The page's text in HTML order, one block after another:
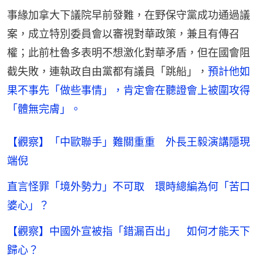
事緣加拿大下議院早前發難，在野保守黨成功通過議
案，成立特別委員會以審視對華政策，兼且有傳召
權；此前杜魯多表明不想激化對華矛盾，但在國會阻
截失敗，連執政自由黨都有議員「跳船」， 預計他如
果不事先「做些事情」，肯定會在聽證會上被圍攻得
「體無完膚」。
【觀察】「中歐聯手」難關重重 外長王毅演講隱現
端倪
直言怪罪「境外勢力」不可取 環時總編為何「苦口
婆心」？
【觀察】中國外宣被指「錯漏百出」 如何才能天下
歸心？